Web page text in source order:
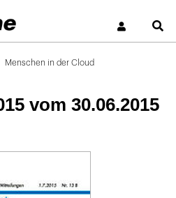
Menschen in der Cloud
vom 30.06.2015